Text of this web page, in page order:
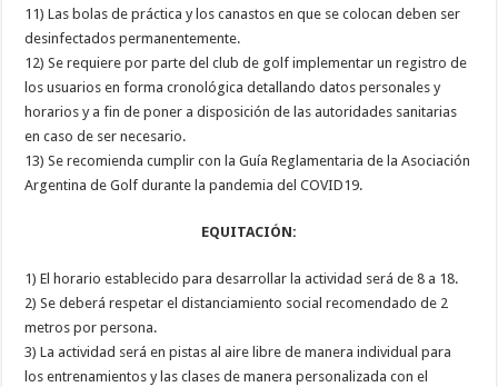
11) Las bolas de práctica y los canastos en que se colocan deben ser
desinfectados permanentemente.
12) Se requiere por parte del club de golf implementar un registro de
los usuarios en forma cronológica detallando datos personales y
horarios y a fin de poner a disposición de las autoridades sanitarias
en caso de ser necesario.
13) Se recomienda cumplir con la Guía Reglamentaria de la Asociación
Argentina de Golf durante la pandemia del COVID19.
EQUITACIÓN:
1) El horario establecido para desarrollar la actividad será de 8 a 18.
2) Se deberá respetar el distanciamiento social recomendado de 2
metros por persona.
3) La actividad será en pistas al aire libre de manera individual para
los entrenamientos y las clases de manera personalizada con el